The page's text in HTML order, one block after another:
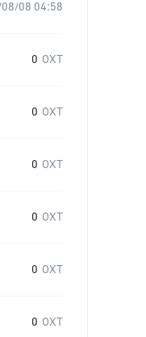
08 04:58
0 OXT
0 OXT
0 OXT
0 OXT
0 OXT
0 OXT